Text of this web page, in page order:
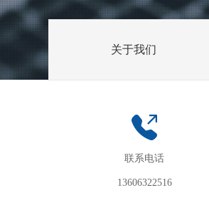
关于我们
联系电话
13606322516